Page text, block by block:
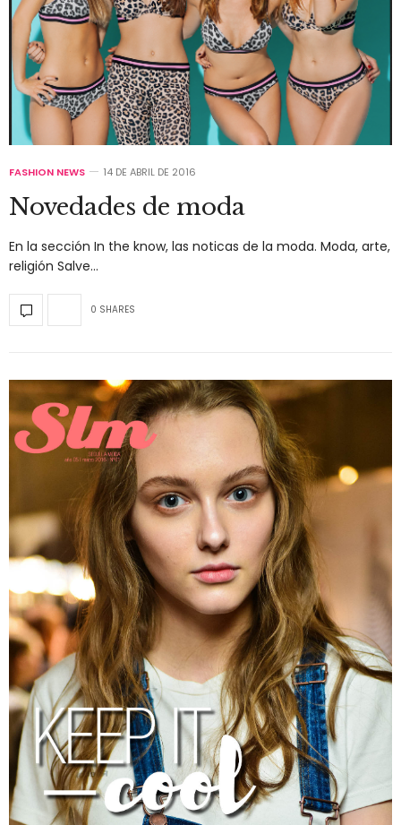
FASHION NEWS 14 DE ABRIL DE 2016
Novedades de moda
En la sección In the know, las noticas de la moda. Moda, arte,
religión Salve…
0 SHARES